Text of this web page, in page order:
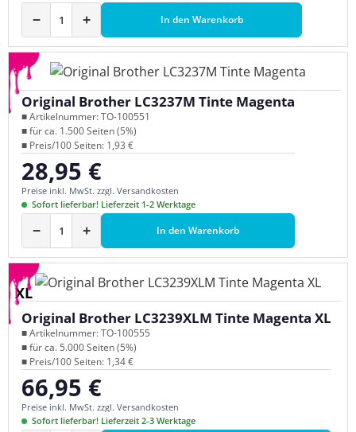
− + In den Warenkorb
Original Brother LC3237M Tinte Magenta
■ Artikelnummer: TO-100551
■ für ca. 1.500 Seiten (5%)
■ Preis/100 Seiten: 1,93 €
Regulärer Preis:
28,95 €
Preise inkl. MwSt. zzgl. Versandkosten
Sofort lieferbar! Lieferzeit 1-2 Werktage
− + In den Warenkorb
XL
Original Brother LC3239XLM Tinte Magenta XL
■ Artikelnummer: TO-100555
■ für ca. 5.000 Seiten (5%)
■ Preis/100 Seiten: 1,34 €
Regulärer Preis:
66,95 €
Preise inkl. MwSt. zzgl. Versandkosten
Sofort lieferbar! Lieferzeit 2-3 Werktage